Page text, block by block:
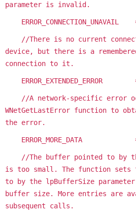
parameter is invalid.
ERROR_CONNECTION_UNAVAIL
//There is no current
device, but there is a
connection to it.
ERROR_EXTENDED_ERROR
//A network-specific error
WNetGetLastError function to
the error.
ERROR_MORE_DATA =
//The buffer pointed to by
is too small. The function sets
to by the lpBufferSize
buffer size. More entries are
subsequent calls.